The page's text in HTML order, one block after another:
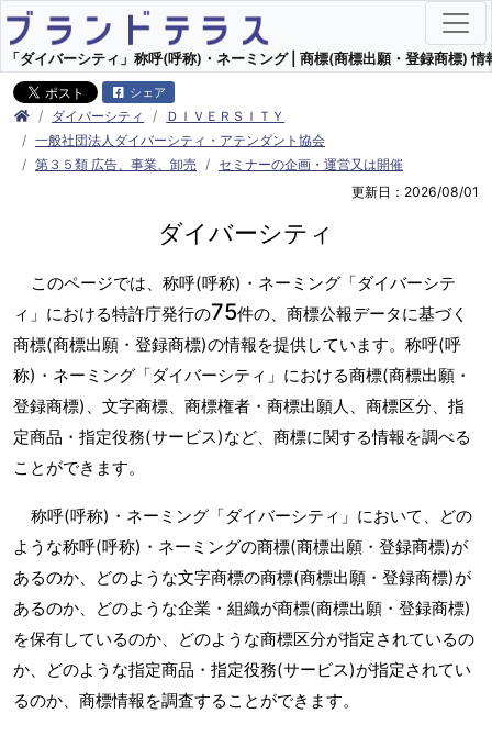
「ダイバーシティ」称呼(呼称)・ネーミング | 商標(商標出願・登録商標) 情
シェア
ダイバーシティ
ＤＩＶＥＲＳＩＴＹ
一般社団法人ダイバーシティ・アテンダント協会
第３５類 広告、事業、卸売
セミナーの企画・運営又は開催
更新日：2026/08/01
ダイバーシティ
このページでは、称呼(呼称)・ネーミング「ダイバーシテ
ィ」における特許庁発行の75件の、商標公報データに基づく
商標(商標出願・登録商標)の情報を提供しています。称呼(呼
称)・ネーミング「ダイバーシティ」における商標(商標出願・
登録商標)、文字商標、商標権者・商標出願人、商標区分、指
定商品・指定役務(サービス)など、商標に関する情報を調べる
ことができます。
称呼(呼称)・ネーミング「ダイバーシティ」において、どの
ような称呼(呼称)・ネーミングの商標(商標出願・登録商標)が
あるのか、どのような文字商標の商標(商標出願・登録商標)が
あるのか、どのような企業・組織が商標(商標出願・登録商標)
を保有しているのか、どのような商標区分が指定されているの
か、どのような指定商品・指定役務(サービス)が指定されてい
るのか、商標情報を調査することができます。